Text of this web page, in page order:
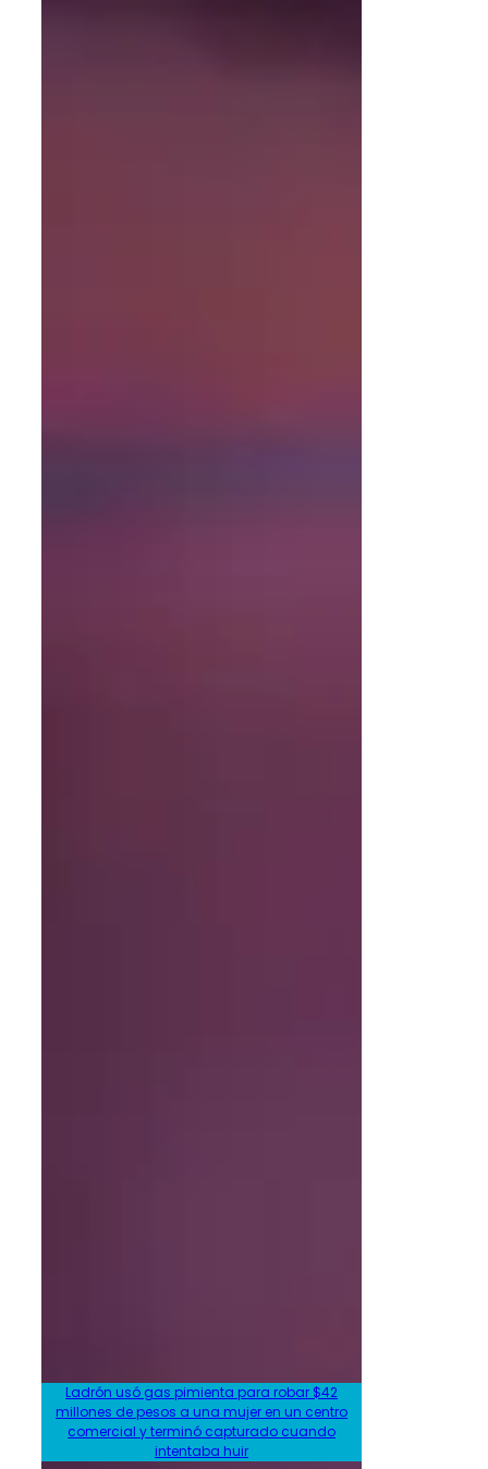
Ladrón usó gas pimienta para robar $42
millones de pesos a una mujer en un centro
comercial y terminó capturado cuando
intentaba huir